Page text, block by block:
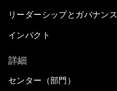
リーダーシップとガバナンス
インパクト
詳細
センター（部門）